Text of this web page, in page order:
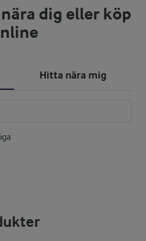
dig eller köp
Hitta nära mig